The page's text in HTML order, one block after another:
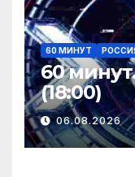
60 МИНУТ
60
(18:00)
06.08.2026